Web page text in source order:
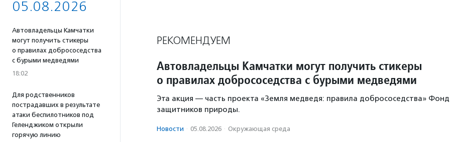
05.08.2026
Автовладельцы Камчатки
могут получить стикеры
о правилах добрососедства
с бурыми медведями
18:02
Для родственников
пострадавших в результате
атаки беспилотников под
Геленджиком открыли
горячую линию
РЕКОМЕНДУЕМ
Автовладельцы Камчатки могут получить стикеры
о правилах добрососедства с бурыми медведями
Эта акция — часть проекта «Земля медведя: правила добрососедства»
защитников природы.
Новости · 05.08.2026 · Окружающая среда